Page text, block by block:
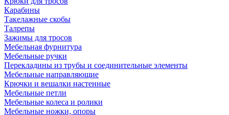
Карабины
Такелажные скобы
Талрепы
Зажимы для тросов
Мебельная фурнитура
Мебельные ручки
Перекладины из трубы и соединительные элементы
Мебельные направляющие
Крючки и вешалки настенные
Мебельные петли
Мебельные колеса и ролики
Мебельные ножки, опоры